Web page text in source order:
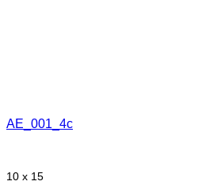
AE_001_4c
10 x 15